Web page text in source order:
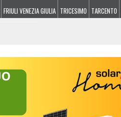
FRIULI VENEZIA GIULIA TRICESIMO TARCENTO